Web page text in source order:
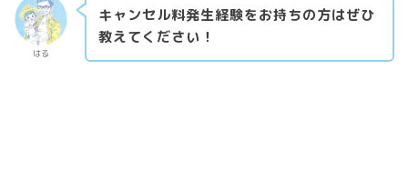
はる
キャンセル料発生経験をお持ちの方はぜひ
教えてください！